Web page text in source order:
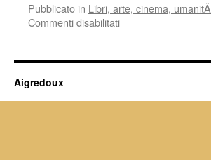
Pubblicato in Libri, arte, cinema, umanitÃ
Commenti disabilitatisu
Pasquale
Aigredoux